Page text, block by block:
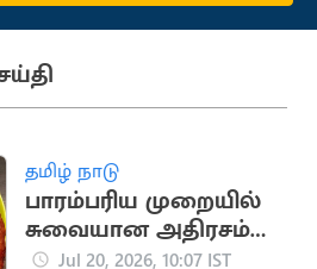
தமிழ் நாடு
பாரம்பரிய முறையில்
சுவையான அதிரசம்
செய்வது எப்படி?
Jul 20, 2026, 10:07 IST